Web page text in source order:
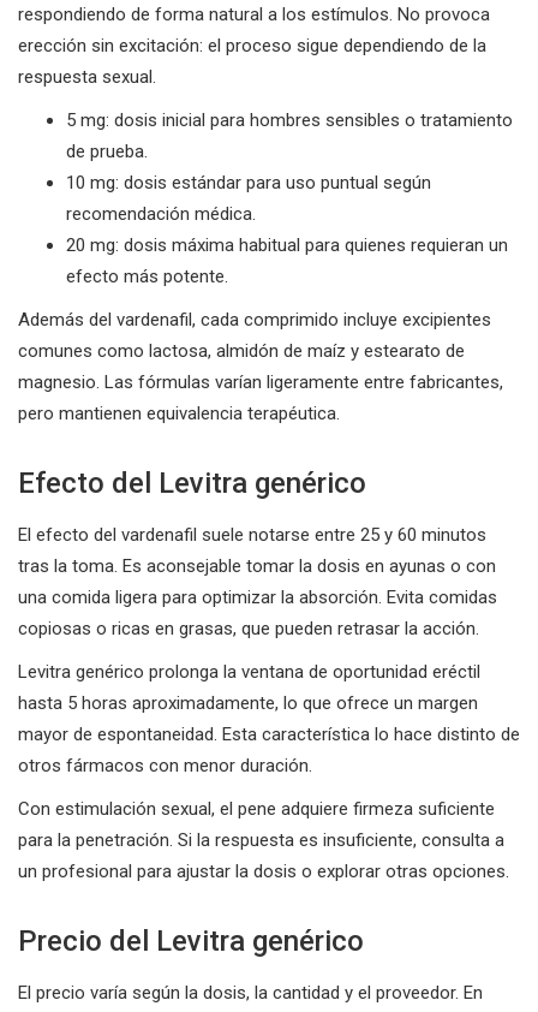
respondiendo de forma natural a los estímulos. No provoca
erección sin excitación: el proceso sigue dependiendo de la
respuesta sexual.
5 mg: dosis inicial para hombres sensibles o tratamiento
de prueba.
10 mg: dosis estándar para uso puntual según
recomendación médica.
20 mg: dosis máxima habitual para quienes requieran un
efecto más potente.
Además del vardenafil, cada comprimido incluye excipientes
comunes como lactosa, almidón de maíz y estearato de
magnesio. Las fórmulas varían ligeramente entre fabricantes,
pero mantienen equivalencia terapéutica.
Efecto del Levitra genérico
El efecto del vardenafil suele notarse entre 25 y 60 minutos
tras la toma. Es aconsejable tomar la dosis en ayunas o con
una comida ligera para optimizar la absorción. Evita comidas
copiosas o ricas en grasas, que pueden retrasar la acción.
Levitra genérico prolonga la ventana de oportunidad eréctil
hasta 5 horas aproximadamente, lo que ofrece un margen
mayor de espontaneidad. Esta característica lo hace distinto de
otros fármacos con menor duración.
Con estimulación sexual, el pene adquiere firmeza suficiente
para la penetración. Si la respuesta es insuficiente, consulta a
un profesional para ajustar la dosis o explorar otras opciones.
Precio del Levitra genérico
El precio varía según la dosis, la cantidad y el proveedor. En